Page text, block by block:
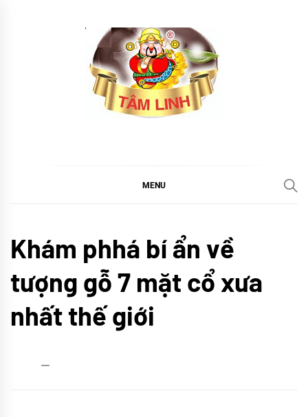
MENU
phá
Khám phhá bí ẩn về
tượng gỗ 7 mặt cổ xưa
nhất thế giới
admin